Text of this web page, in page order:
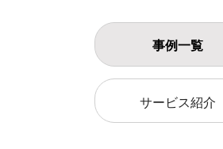
事例一覧
サービス紹介